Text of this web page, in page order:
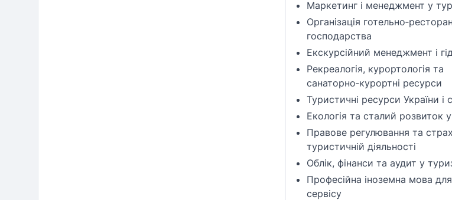
Маркетинг і менеджмент у
Організація
господарства
Екскурсійний менеджмент і
Рекреалогія, курортологія та
санаторно‑курортні ресурси
Туристичні ресурси України і
Екологія та сталий розвиток
Правове регулювання та
туристичній діяльності
Облік, фінанси та аудит у
Професійна іноземна мова
сервісу